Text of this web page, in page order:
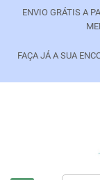
ENVIO GRÁTIS A
FAÇA JÁ A SUA